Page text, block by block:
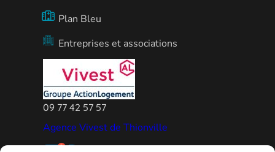
Plan Bleu
Entreprises et associations
09 77 42 57 57
Agence Vivest de Thionville